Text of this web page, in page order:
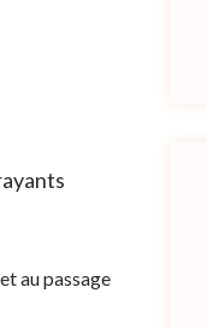
au passage